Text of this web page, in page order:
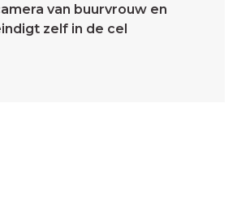
van buurvrouw en
zelf in de cel